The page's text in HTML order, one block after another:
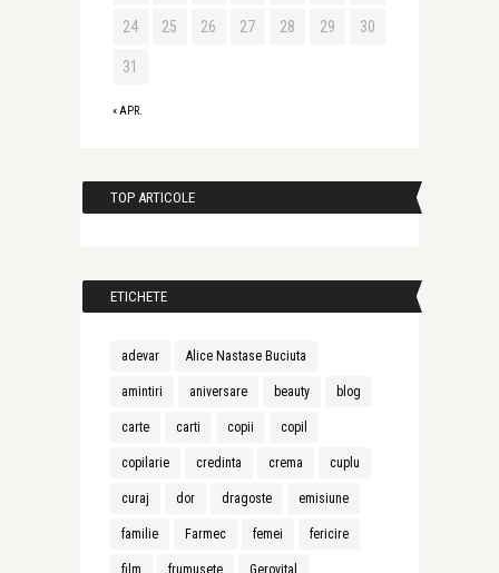
« APR.
24 25 26 27 28 29 30
31
TOP ARTICOLE
ETICHETE
adevar Alice Nastase Buciuta
amintiri aniversare beauty blog
carte carti copii copil
copilarie credinta crema cuplu
curaj dor dragoste emisiune
familie Farmec femei fericire
film frumusete Gerovital